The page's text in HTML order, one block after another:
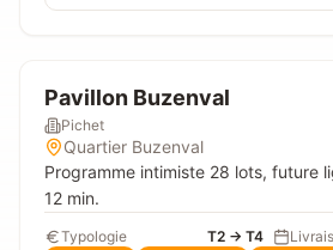
Pavillon Buzenval
Pichet
Quartier Buzenval
Programme intimiste 28 lots, future
12 min.
Typologie T2 → T4